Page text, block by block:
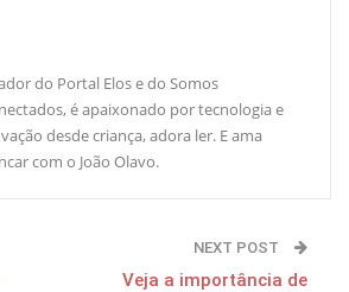
do Portal Elos e do Somos
é apaixonado por tecnologia e
desde criança, adora ler. E ama
com o João Olavo.
NEXT POST
Veja a importância de